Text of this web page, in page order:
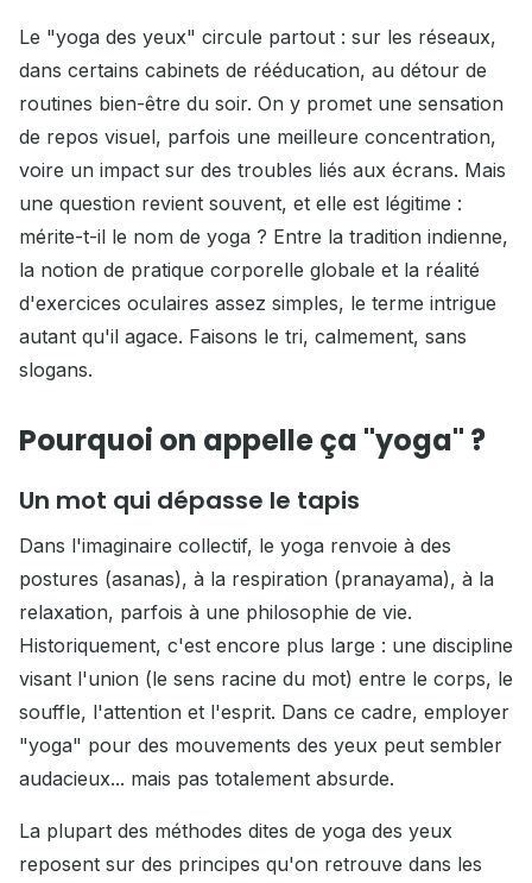
Le "yoga des yeux" circule partout : sur les réseaux,
dans certains cabinets de rééducation, au détour de
routines bien-être du soir. On y promet une sensation
de repos visuel, parfois une meilleure concentration,
voire un impact sur des troubles liés aux écrans. Mais
une question revient souvent, et elle est légitime :
mérite-t-il le nom de yoga ? Entre la tradition indienne,
la notion de pratique corporelle globale et la réalité
d'exercices oculaires assez simples, le terme intrigue
autant qu'il agace. Faisons le tri, calmement, sans
slogans.
Pourquoi on appelle ça "yoga" ?
Un mot qui dépasse le tapis
Dans l'imaginaire collectif, le yoga renvoie à des
postures (asanas), à la respiration (pranayama), à la
relaxation, parfois à une philosophie de vie.
Historiquement, c'est encore plus large : une discipline
visant l'union (le sens racine du mot) entre le corps, le
souffle, l'attention et l'esprit. Dans ce cadre, employer
"yoga" pour des mouvements des yeux peut sembler
audacieux... mais pas totalement absurde.
La plupart des méthodes dites de yoga des yeux
reposent sur des principes qu'on retrouve dans les